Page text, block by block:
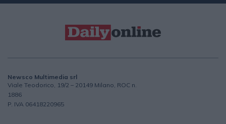
Newsco Multimedia srl
Viale Teodorico, 19/2 – 20149 Milano, ROC n.
1886
P. IVA 06418220965